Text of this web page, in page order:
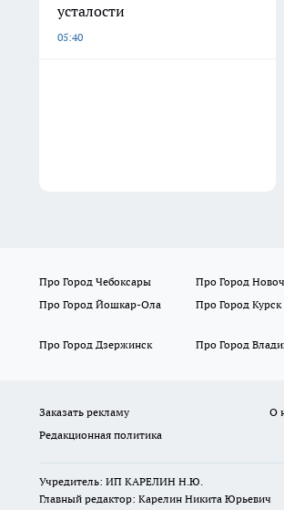
усталости
05:40
Про Город Чебоксары Про Город
Про Город Йошкар-Ола
Про Город Курск
Про Город Дзержинск
Про Город
Заказать рекламу О
Редакционная политика
Учредитель: ИП КАРЕЛИН Н.Ю.
Главный редактор: Карелин Никита Юрьевич